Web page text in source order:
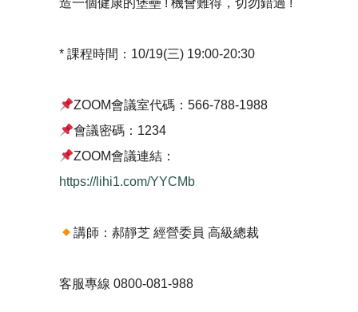
造一個健康的堡壘 ! 機會難得，切勿錯過 !
* 課程時間：10/19(三) 19:00-20:30
ZOOM會議室代碼：566-788-1988
會議密碼：1234
ZOOM會議連結：
https://lihi1.com/YYCMb
講師：郝靜芝 經營委員 高級總裁
客服專線 0800-081-988